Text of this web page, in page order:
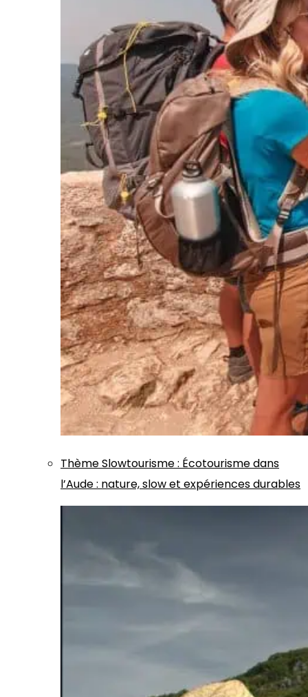
ThèmeSlowtourisme: Écotourisme dans
l’Aude : nature, slow et expériences durables